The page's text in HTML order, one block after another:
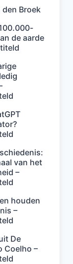
den Broek
de aarde
van het
–
houden
–
De
Coelho –